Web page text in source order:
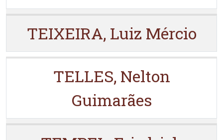
TEIXEIRA, Luiz Mércio
TELLES, Nelton
Guimarães